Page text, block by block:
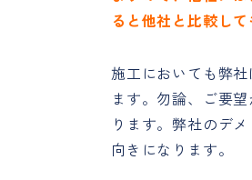
ると他社と比較し
施工においても弊
ます。勿論、ご要
ります。弊社のデ
向きになります。